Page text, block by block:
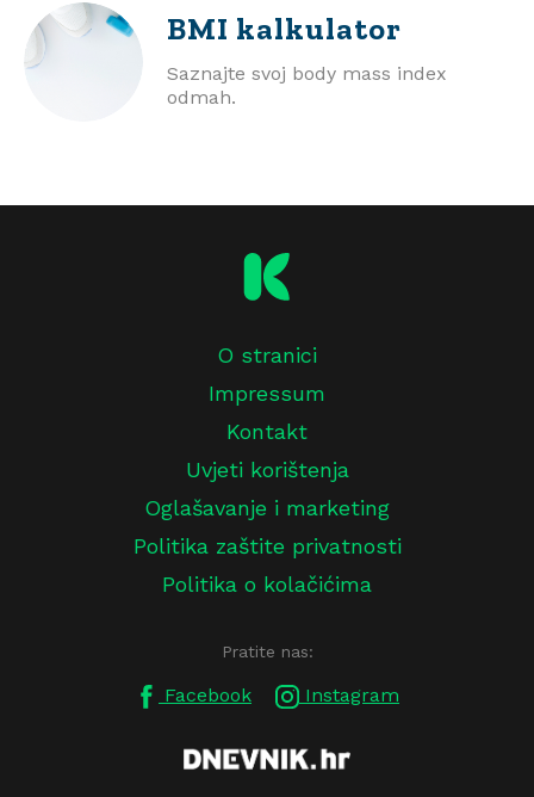
BMI kalkulator
Saznajte svoj body mass index
odmah.
O stranici
Impressum
Kontakt
Uvjeti korištenja
Oglašavanje i marketing
Politika zaštite privatnosti
Politika o kolačićima
Pratite nas:
Facebook Instagram